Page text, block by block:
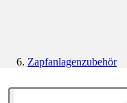
Zapfanlagenzubehör